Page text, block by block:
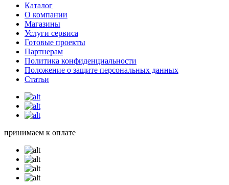
Каталог
О компании
Магазины
Услуги сервиса
Готовые проекты
Партнерам
Политика конфиденциальности
Положение о защите персональных данных
Статьи
принимаем к оплате